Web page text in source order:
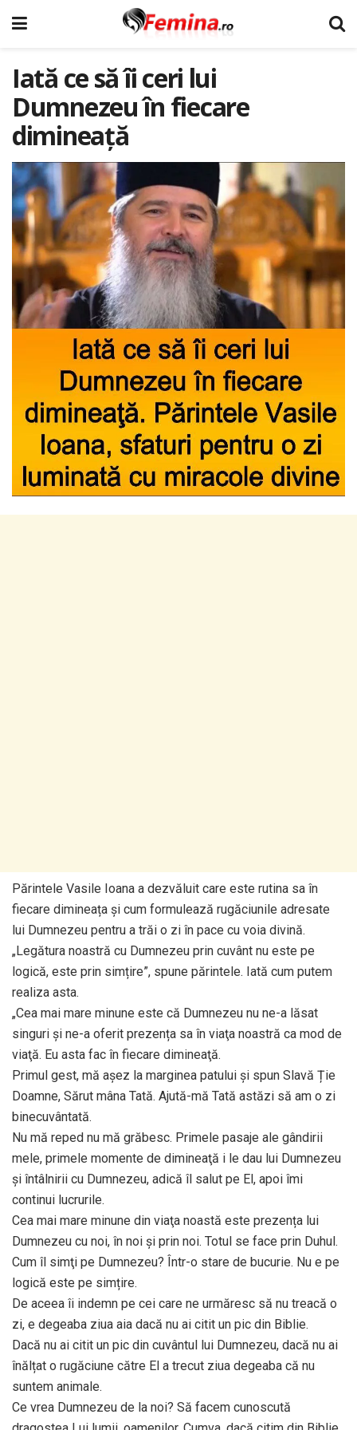
Iată ce să îi ceri lui
Dumnezeu în fiecare
dimineaţă
Părintele Vasile Ioana a dezvăluit care este rutina sa în
fiecare dimineața şi cum formulează rugăciunile adresate
lui Dumnezeu pentru a trăi o zi în pace cu voia divină.
„Legătura noastră cu Dumnezeu prin cuvânt nu este pe
logică, este prin simțire”, spune părintele. Iată cum putem
realiza asta.
„Cea mai mare minune este că Dumnezeu nu ne-a lăsat
singuri şi ne-a oferit prezența sa în viaţa noastră ca mod de
viaţă. Eu asta fac în fiecare dimineaţă.
Primul gest, mă așez la marginea patului şi spun Slavă Ție
Doamne, Sărut mâna Tată. Ajută-mă Tată astăzi să am o zi
binecuvântată.
Nu mă reped nu mă grăbesc. Primele pasaje ale gândirii
mele, primele momente de dimineaţă i le dau lui Dumnezeu
şi întâlnirii cu Dumnezeu, adică îl salut pe El, apoi îmi
continui lucrurile.
Cea mai mare minune din viaţa noastă este prezența lui
Dumnezeu cu noi, în noi şi prin noi. Totul se face prin Duhul.
Cum îl simţi pe Dumnezeu? Într-o stare de bucurie. Nu e pe
logică este pe simțire.
De aceea îi indemn pe cei care ne urmăresc să nu treacă o
zi, e degeaba ziua aia dacă nu ai citit un pic din Biblie.
Dacă nu ai citit un pic din cuvântul lui Dumnezeu, dacă nu ai
înălțat o rugăciune către El a trecut ziua degeaba că nu
suntem animale.
Ce vrea Dumnezeu de la noi? Să facem cunoscută